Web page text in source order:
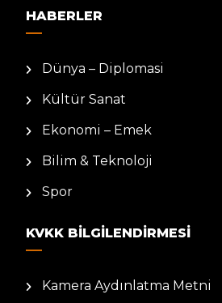
HABERLER
Dünya – Diplomasi
Kültür Sanat
Ekonomi – Emek
Bilim & Teknoloji
Spor
KVKK BILGILENDIRMESI
Kamera Aydınlatma Metni